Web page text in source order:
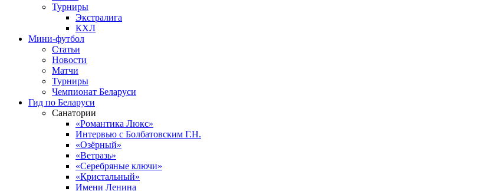
Турниры
Экстралига
КХЛ
Мини-футбол
Статьи
Новости
Матчи
Турниры
Чемпионат Беларуси
Гид по Беларуси
Санатории
«Романтика Люкс»
Интервью с Болбатовским Г.Н.
«Озёрный»
«Ветразь»
«Серебряные ключи»
«Кристальный»
Имени Ленина